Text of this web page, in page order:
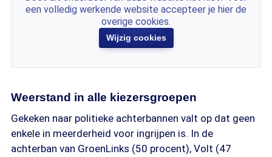
een volledig werkende website accepteer je hier de
overige cookies.
Wijzig cookies
Weerstand in alle kiezersgroepen
Gekeken naar politieke achterbannen valt op dat geen
enkele in meerderheid voor ingrijpen is. In de
achterban van GroenLinks (50 procent), Volt (47